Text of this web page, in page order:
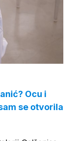
Ocu i
se otvorila